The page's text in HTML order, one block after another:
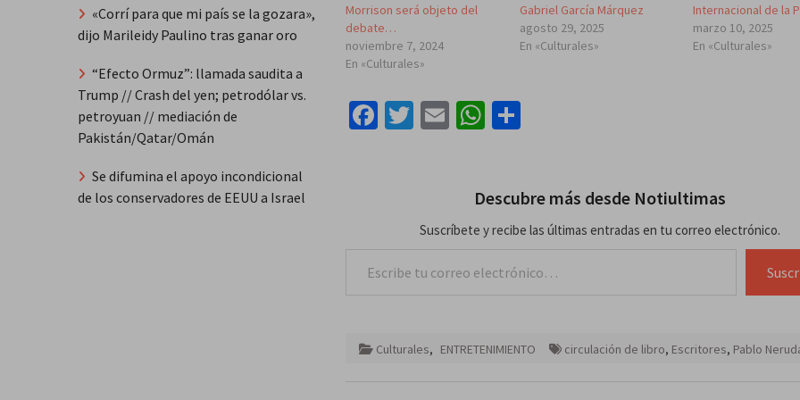
Morrison será objeto del
debate…
noviembre 7, 2024
En «Culturales»
Gabriel García Márquez
agosto 29, 2025
En «Culturales»
Internacional de la
marzo 10, 2025
En «Culturales»
Facebook
Twitter
EmailWhatsApp
Descubre más desde Notiultimas
Suscríbete y recibe las últimas entradas en tu correo electrónico.
Culturales, ENTRETENIMIENTO circulación de libro, Escritores, Pablo
«Corrí para que mi país se la gozara»,
dijo Marileidy Paulino tras ganar oro
“Efecto Ormuz”: llamada saudita a
Trump // Crash del yen; petrodólar vs.
petroyuan // mediación de
Pakistán/Qatar/Omán
Se difumina el apoyo incondicional
de los conservadores de EEUU a Israel